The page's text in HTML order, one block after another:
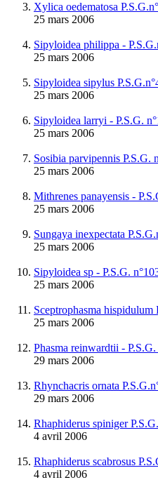
Xylica oedematosa
25 mars 2006
Sipyloidea philippa -
25 mars 2006
Sipyloidea sipylus
25 mars 2006
Sipyloidea larryi - P.S.G.
25 mars 2006
Sosibia parvipennis P.S.G.
25 mars 2006
Mithrenes panayensis -
25 mars 2006
Sungaya inexpectata
25 mars 2006
Sipyloidea sp - P.S.G.
25 mars 2006
Sceptrophasma hispidulum
25 mars 2006
Phasma reinwardtii - P.S.G.
29 mars 2006
Rhynchacris ornata
29 mars 2006
Rhaphiderus spiniger
4 avril 2006
Rhaphiderus scabrosus
4 avril 2006